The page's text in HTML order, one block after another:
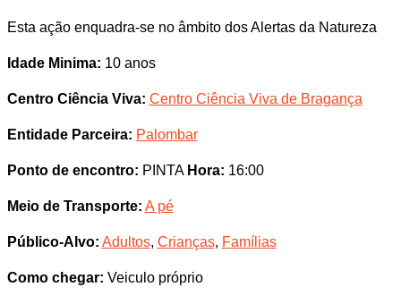
Esta ação enquadra-se no âmbito dos Alertas da Natureza
Idade Minima: 10 anos
Centro Ciência Viva: Centro Ciência Viva de Bragança
Entidade Parceira: Palombar
Ponto de encontro: PINTA Hora: 16:00
Meio de Transporte: A pé
Público-Alvo: Adultos, Crianças, Famílias
Como chegar: Veiculo próprio